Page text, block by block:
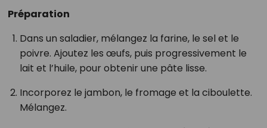
Préparation
Dans un saladier, mélangez la farine, le sel et le
poivre. Ajoutez les œufs, puis progressivement le
lait et l’huile, pour obtenir une pâte lisse.
Incorporez le jambon, le fromage et la ciboulette.
Mélangez.